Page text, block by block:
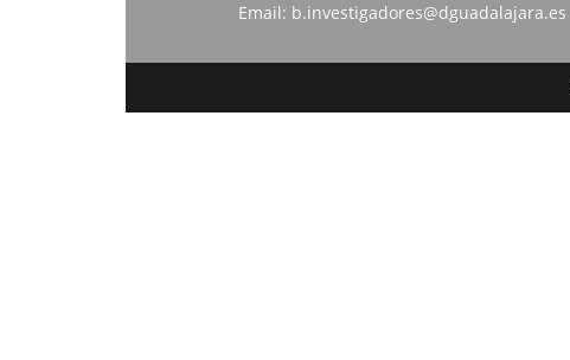
Email: b.investigadores@dguadalajara.es